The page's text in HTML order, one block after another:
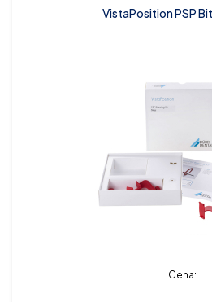
VistaPosition PSP
Cena: